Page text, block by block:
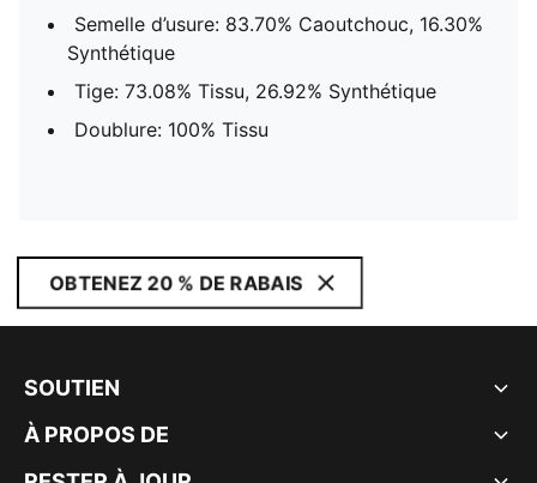
Semelle d’usure: 83.70% Caoutchouc, 16.30%
Synthétique
Tige: 73.08% Tissu, 26.92% Synthétique
Doublure: 100% Tissu
OBTENEZ 20 % DE RABAIS
SOUTIEN
À PROPOS DE